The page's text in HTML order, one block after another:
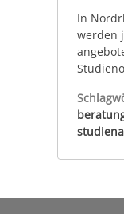
In
werden